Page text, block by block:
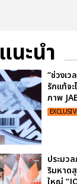
แนะนำ
“ช่วงเ
รักแท้จ
ภาพ
ประมว
ริมหาด